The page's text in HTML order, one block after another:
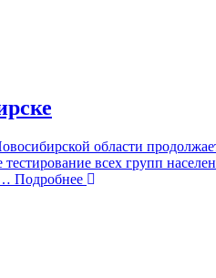
области
всех групп
Подробнее